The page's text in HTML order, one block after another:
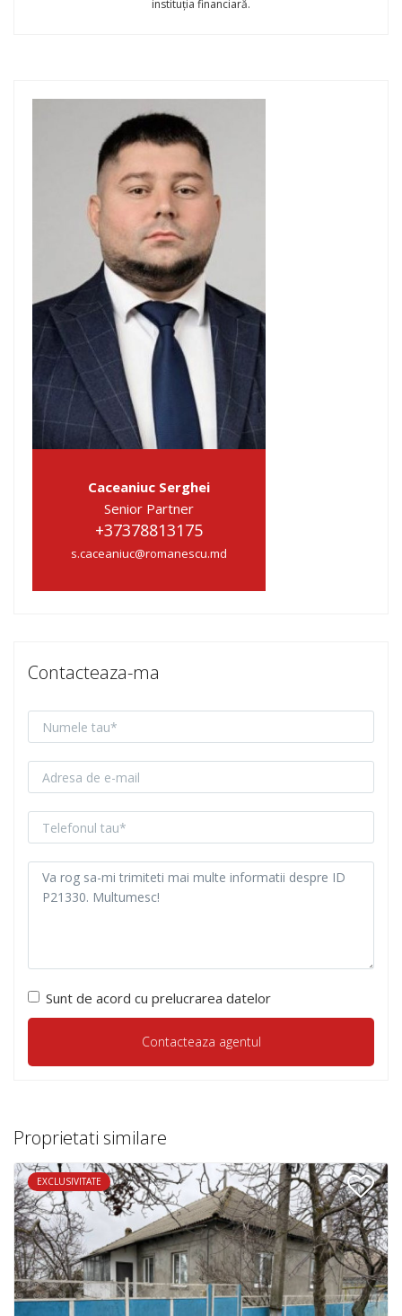
instituția financiară.
Caceaniuc Serghei
Senior Partner
+37378813175
s.caceaniuc@romanescu.md
Contacteaza-ma
Sunt de acord cu prelucrarea datelor
Proprietati similare
EXCLUSIVITATE